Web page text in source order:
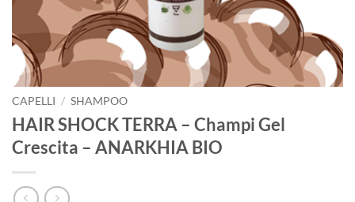
CAPELLI / SHAMPOO
HAIR SHOCK TERRA – Champi Gel
Crescita – ANARKHIA BIO